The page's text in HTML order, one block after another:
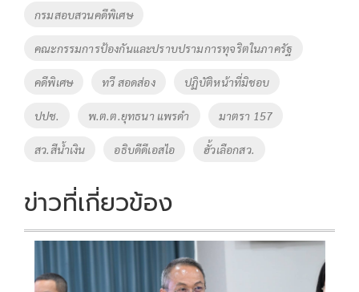
o
k
Li
n
k
Tags
กรมสอบสวนคดีพิเศษ
คณะกรรมการป้องกันและปราบปรามการทุจริตในภาครัฐ
คดีพิเศษ ทวี สอดส่อง ปฏิบัติหน้าที่มิชอบ
ปปช. พ.ต.ต.ยุทธนา แพรดำ มาตรา 157
สว.สีน้ำเงิน อธิบดีดีเอสไอ ฮั้วเลือกสว.
ข่าวที่เกี่ยวข้อง